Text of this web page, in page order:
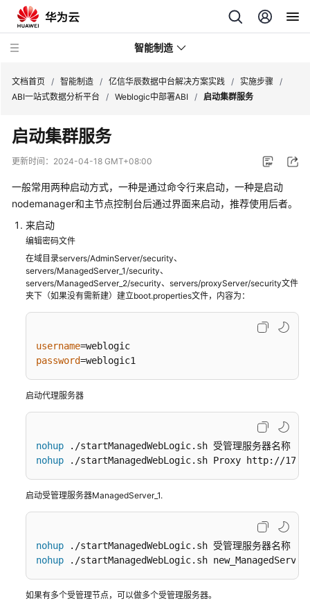
智能制造
为
云
片
EDA
服
务
解
决
方
车
联
基
础
文档首页 / 智能制造 / 亿信华辰数据中台解决方案实践 / 实施步骤
/
ABI一站式数据分析平台
/ Weblogic中部署ABI / 启动集群服务
启动集群服务
更新时间： 2024-04-18 GMT+08:00
一般常用两种启动方式，一种是通过命令行来启动，一种是启动
nodemanager和主节点控制台后通过界面来启动，推荐使用后者。
来启动
编辑密码文件
在域目录servers/AdminServer/security、
servers/ManagedServer_1/security、
servers/ManagedServer_2/security、servers/proxyServer/security文件
夹下（如果没有需新建）建立boot.properties文件，内容为：
username
password=weblogic1
启动代理服务器
nohup
nohup ./startManagedWebLogic.sh Proxy http://
启动受管理服务器ManagedServer_1.
nohup
nohup ./startManagedWebLogic.sh
如果有多个受管理节点，可以做多个受管理服务器。